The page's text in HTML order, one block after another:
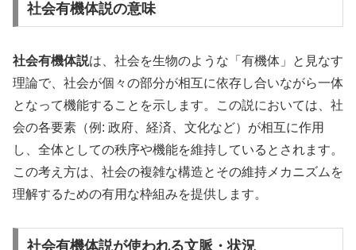
社会有機体説の意味
社会有機体説は、社会を生物のような「有機体」と見なす
理論で、社会が個々の部分が相互に依存し合いながら一体
となって機能することを示します。この説においては、社
会の各要素（例: 政府、経済、文化など）が相互に作用
し、全体としての秩序や機能を維持しているとされます。
この考え方は、社会の複雑な構造とその維持メカニズムを
理解するための有用な枠組みを提供します。
社会有機体説が使われる文脈・状況